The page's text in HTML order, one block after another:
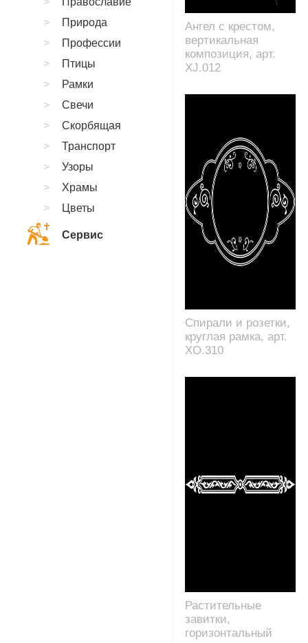
Ангел с крестом,
вертикальная
композиция, арт.
XJ.012
Спирали и розетки,
круглая рамка, арт.
XO.310
Растительные
завитки,
горизонтальный
Природа
Профессии
Птицы
Рамки
Свечи
Скорбящая
Транспорт
Узоры
Храмы
Цветы
Сервис